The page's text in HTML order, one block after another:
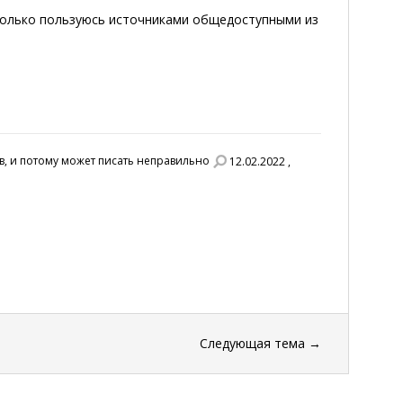
пользуюсь источниками общедоступными из
и потому может писать неправильно
12.02.2022 ,
Следующая тема →